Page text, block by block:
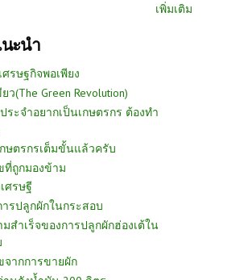
เพิ่มเติม
ะนำ
รษฐกิจพอเพียง
ว(The Green Revolution)
ระจำอยากเป็นเกษตรกร ต้องทำ
ษตรกรเต็มขั้นแล้วครับ
ที่ถูกมองข้าม
ศรษฐี
รปลูกผักในกระสอบ
สำเร็จของการปลูกผักฮ่องเต้ใน
จากการขายผัก